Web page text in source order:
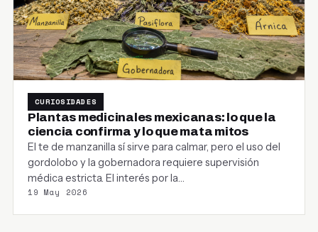
CURIOSIDADES
Plantas medicinales mexicanas: lo que la
ciencia confirma y lo que mata mitos
El te de manzanilla sí sirve para calmar, pero el uso del
gordolobo y la gobernadora requiere supervisión
médica estricta. El interés por la…
19 May 2026